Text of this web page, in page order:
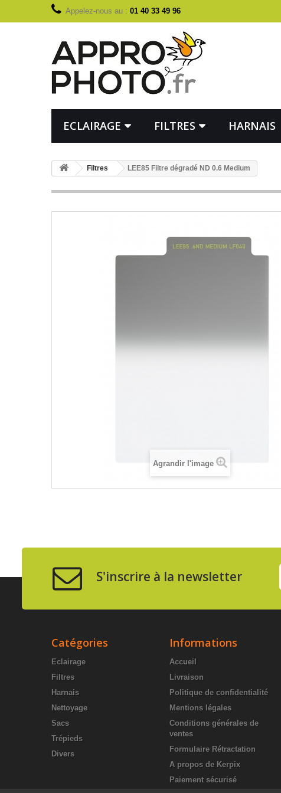
Appelez-nous au : 01 40 33 49 96
ECLAIRAGE FILTRES HARNAIS
Filtres LEE85 Filtre dégradé ND 0.6 Medium
Agrandir l'image
S'inscrire à la newsletter
Catégories
Eclairage
Filtres
Harnais
Nettoyage
Sacs
Trépieds
Divers
Informations
Accueil
Livraison
Politique de confidentialité
Mentions légales
Conditions générales de
ventes
Formulaire Rétractation
A propos de Kerpix
Paiement sécurisé